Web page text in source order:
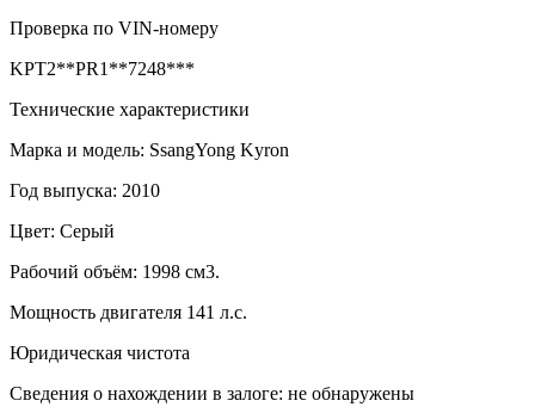
Проверка по VIN-номеру
KPT2**PR1**7248***
Технические характеристики
Марка и модель: SsangYong Kyron
Год выпуска: 2010
Цвет: Серый
Рабочий объём: 1998 см3.
Мощность двигателя 141 л.с.
Юридическая чистота
Сведения о нахождении в залоге: не обнаружены